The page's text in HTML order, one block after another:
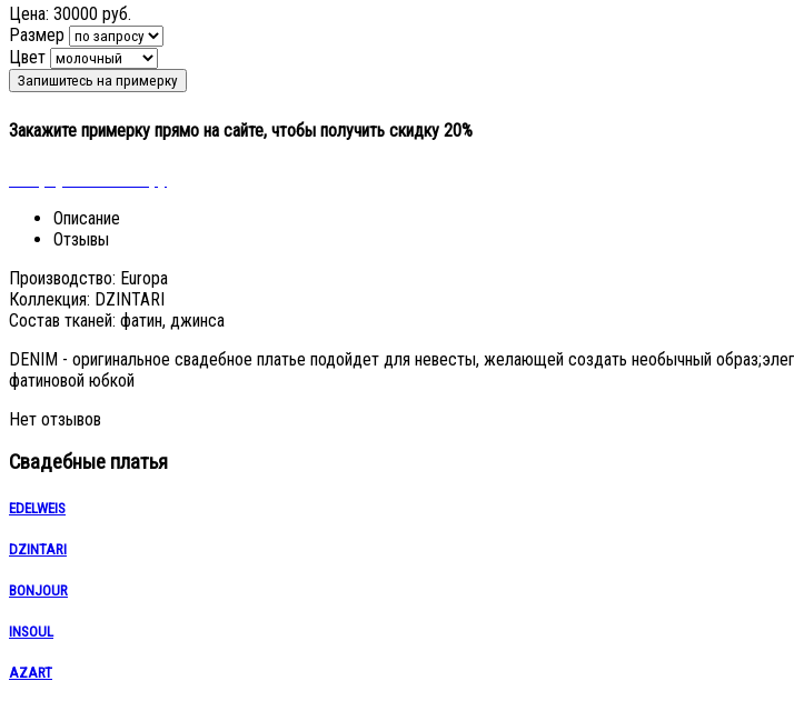
Цена: 30000 руб.
Размер
Цвет
Закажите примерку прямо на сайте, чтобы получить скидку 20%
Описание
Отзывы
Производство: Europa
Коллекция: DZINTARI
Состав тканей: фатин, джинса
DENIM - оригинальное свадебное платье подойдет для невесты, желающей создать необычный
фатиновой юбкой
Нет отзывов
Свадебные платья
EDELWEIS
DZINTARI
BONJOUR
INSOUL
AZART